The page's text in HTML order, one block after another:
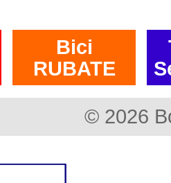
Bici
RUBATE
© 2026